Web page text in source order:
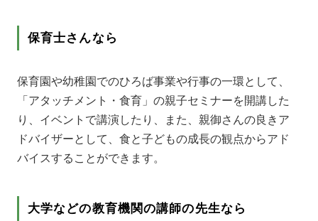
保育士さんなら
保育園や幼稚園でのひろば事業や行事の一環として、
「アタッチメント・食育」の親子セミナーを開講した
り、イベントで講演したり、また、親御さんの良きア
ドバイザーとして、食と子どもの成長の観点からアド
バイスすることができます。
大学などの教育機関の講師の先生なら